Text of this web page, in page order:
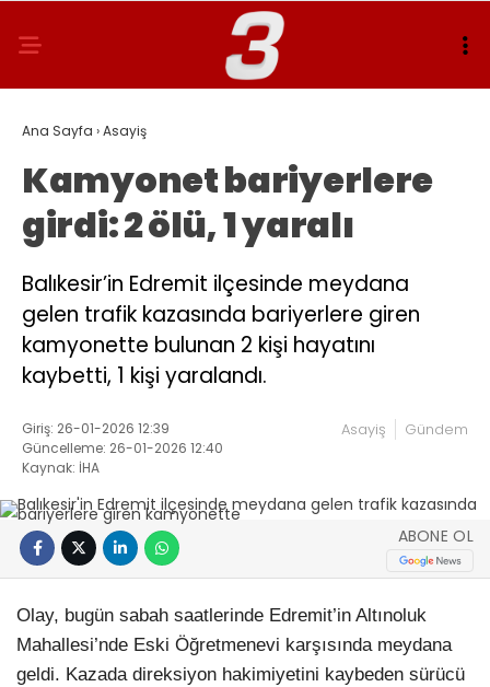
Ana Sayfa ›Asayiş
Kamyonet bariyerlere
girdi: 2 ölü, 1 yaralı
Balıkesir’in Edremit ilçesinde meydana
gelen trafik kazasında bariyerlere giren
kamyonette bulunan 2 kişi hayatını
kaybetti, 1 kişi yaralandı.
Giriş: 26-01-2026 12:39
Güncelleme: 26-01-2026 12:40
Kaynak: İHA
Asayiş Gündem
ABONE OL
Olay, bugün sabah saatlerinde Edremit’in Altınoluk
Mahallesi’nde Eski Öğretmenevi karşısında meydana
geldi. Kazada direksiyon hakimiyetini kaybeden sürücü